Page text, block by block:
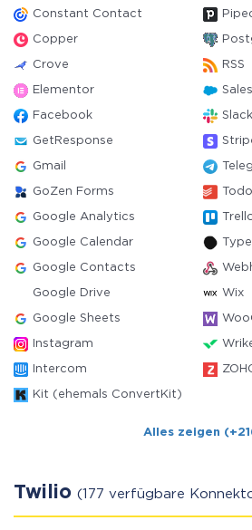
Constant Contact
Copper
Crove RSS
Elementor
Facebook Slack
GetResponse
Gmail
GoZen Forms
Google Analytics
Google Calendar
Google Contacts
Google Drive Wix
Google Sheets
Instagram
Intercom
Kit (ehemals ConvertKit)
Alles zeigen
Twilio (177 verfügbare